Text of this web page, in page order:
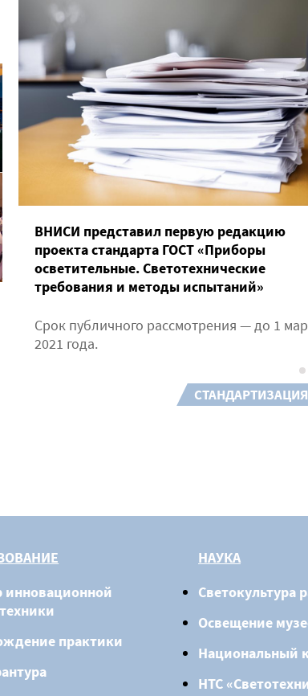
ВНИСИ представил первую редакцию
проекта стандарта ГОСТ «Приборы
осветительные. Светотехнические
требования и методы испытаний»
Срок публичного рассмотрения — до 1
2021 года.
СТАНДАРТИЗАЦИЯ
инновационной
практики
НАУКА
Светокультура
Освещение
Национальный
НТС